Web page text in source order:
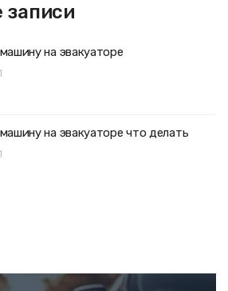
на эвакуаторе
на эвакуаторе что делать